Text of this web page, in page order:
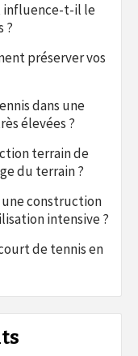
influence-t-il le
?
préserver vos
dans une
élevées ?
terrain de
du terrain ?
construction
intensive ?
de tennis en